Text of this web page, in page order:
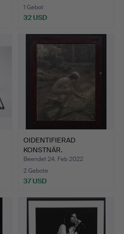
1 Gebot
32 USD
OIDENTIFIERAD
KONSTNÄR.
Außenfotografie te…
Beendet 24. Feb 2022
2 Gebote
37 USD